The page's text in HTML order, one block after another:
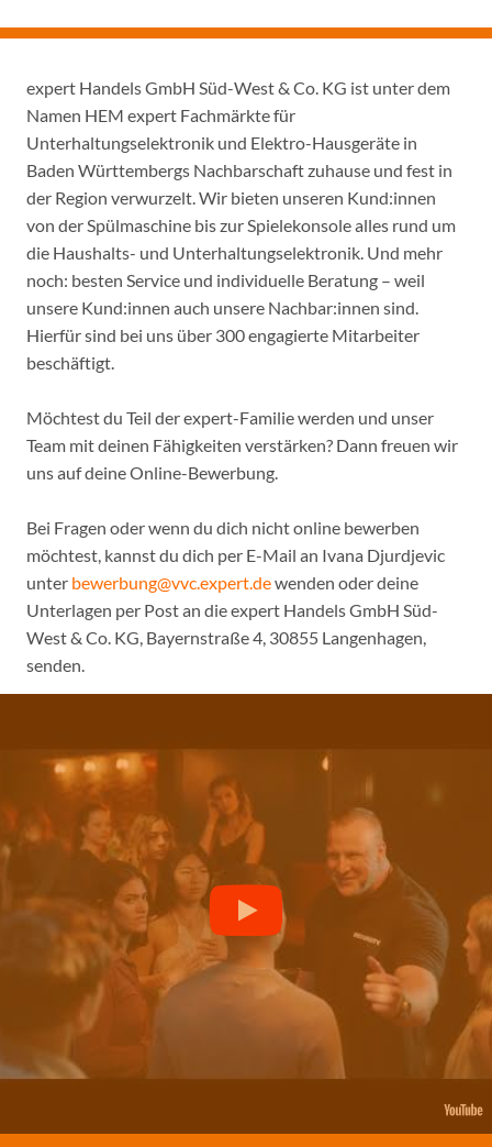
expert Handels GmbH Süd-West & Co. KG ist unter dem
Namen HEM expert Fachmärkte für
Unterhaltungselektronik und Elektro-Hausgeräte in
Baden Württembergs Nachbarschaft zuhause und fest in
der Region verwurzelt. Wir bieten unseren Kund:innen
von der Spülmaschine bis zur Spielekonsole alles rund um
die Haushalts- und Unterhaltungselektronik. Und mehr
noch: besten Service und individuelle Beratung – weil
unsere Kund:innen auch unsere Nachbar:innen sind.
Hierfür sind bei uns über 300 engagierte Mitarbeiter
beschäftigt.
Möchtest du Teil der expert-Familie werden und unser
Team mit deinen Fähigkeiten verstärken? Dann freuen wir
uns auf deine Online-Bewerbung.
Bei Fragen oder wenn du dich nicht online bewerben
möchtest, kannst du dich per E-Mail an Ivana Djurdjevic
unter bewerbung@vvc.expert.dewenden oder deine
Unterlagen per Post an die expert Handels GmbH Süd-
West & Co. KG, Bayernstraße 4, 30855 Langenhagen,
senden.